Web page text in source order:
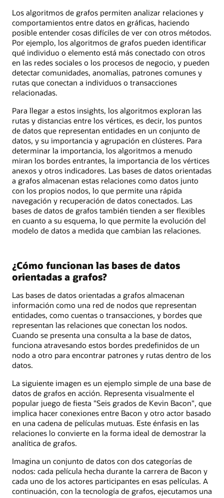
Los algoritmos de grafos permiten analizar relaciones y
comportamientos entre datos en gráficas, haciendo
posible entender cosas difíciles de ver con otros métodos.
Por ejemplo, los algoritmos de grafos pueden identificar
qué individuo o elemento está más conectado con otros
en las redes sociales o los procesos de negocio, y pueden
detectar comunidades, anomalías, patrones comunes y
rutas que conectan a individuos o transacciones
relacionadas.
Para llegar a estos insights, los algoritmos exploran las
rutas y distancias entre los vértices, es decir, los puntos
de datos que representan entidades en un conjunto de
datos, y su importancia y agrupación en clústeres. Para
determinar la importancia, los algoritmos a menudo
miran los bordes entrantes, la importancia de los vértices
anexos y otros indicadores. Las bases de datos orientadas
a grafos almacenan estas relaciones como datos junto
con los propios nodos, lo que permite una rápida
navegación y recuperación de datos conectados. Las
bases de datos de grafos también tienden a ser flexibles
en cuanto a su esquema, lo que permite la evolución del
modelo de datos a medida que cambian las relaciones.
¿Cómo funcionan las bases de datos
orientadas a grafos?
Las bases de datos orientadas a grafos almacenan
información como una red de nodos que representan
entidades, como cuentas o transacciones, y bordes que
representan las relaciones que conectan los nodos.
Cuando se presenta una consulta a la base de datos,
funciona atravesando estos bordes predefinidos de un
nodo a otro para encontrar patrones y rutas dentro de los
datos.
La siguiente imagen es un ejemplo simple de una base de
datos de grafos en acción. Representa visualmente el
popular juego de fiesta "Seis grados de Kevin Bacon", que
implica hacer conexiones entre Bacon y otro actor basado
en una cadena de películas mutuas. Este énfasis en las
relaciones lo convierte en la forma ideal de demostrar la
analítica de grafos.
Imagina un conjunto de datos con dos categorías de
nodos: cada película hecha durante la carrera de Bacon y
cada uno de los actores participantes en esas películas. A
continuación, con la tecnología de grafos, ejecutamos una